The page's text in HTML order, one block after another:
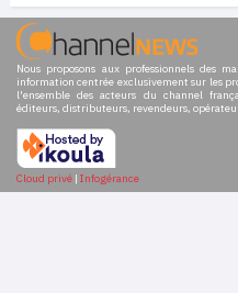
Nous proposons aux professionnels des
information centrée exclusivement sur les
l'ensemble des acteurs du channel
éditeurs, distributeurs, revendeurs,
Cloud privé | Infogérance